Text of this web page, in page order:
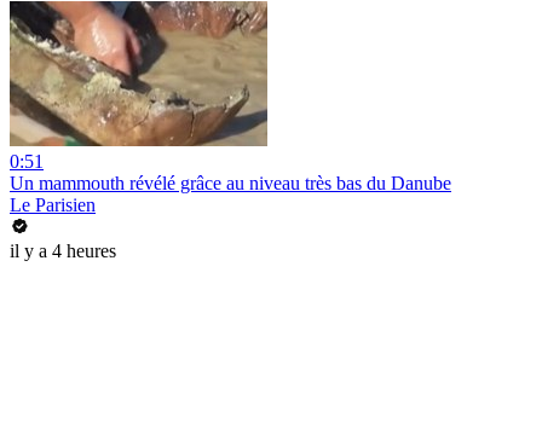
0:51
Un mammouth révélé grâce au niveau très bas du Danube
Le Parisien
il y a 4 heures